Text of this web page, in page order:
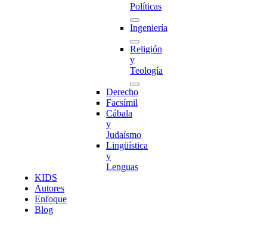
Políticas
Ingeniería
Religión
y
Teología
Derecho
Facsímil
Cábala
y
Judaísmo
Lingüística
y
Lenguas
KIDS
Autores
Enfoque
Blog